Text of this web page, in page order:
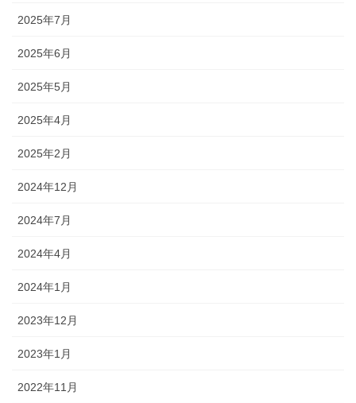
2025年7月
2025年6月
2025年5月
2025年4月
2025年2月
2024年12月
2024年7月
2024年4月
2024年1月
2023年12月
2023年1月
2022年11月